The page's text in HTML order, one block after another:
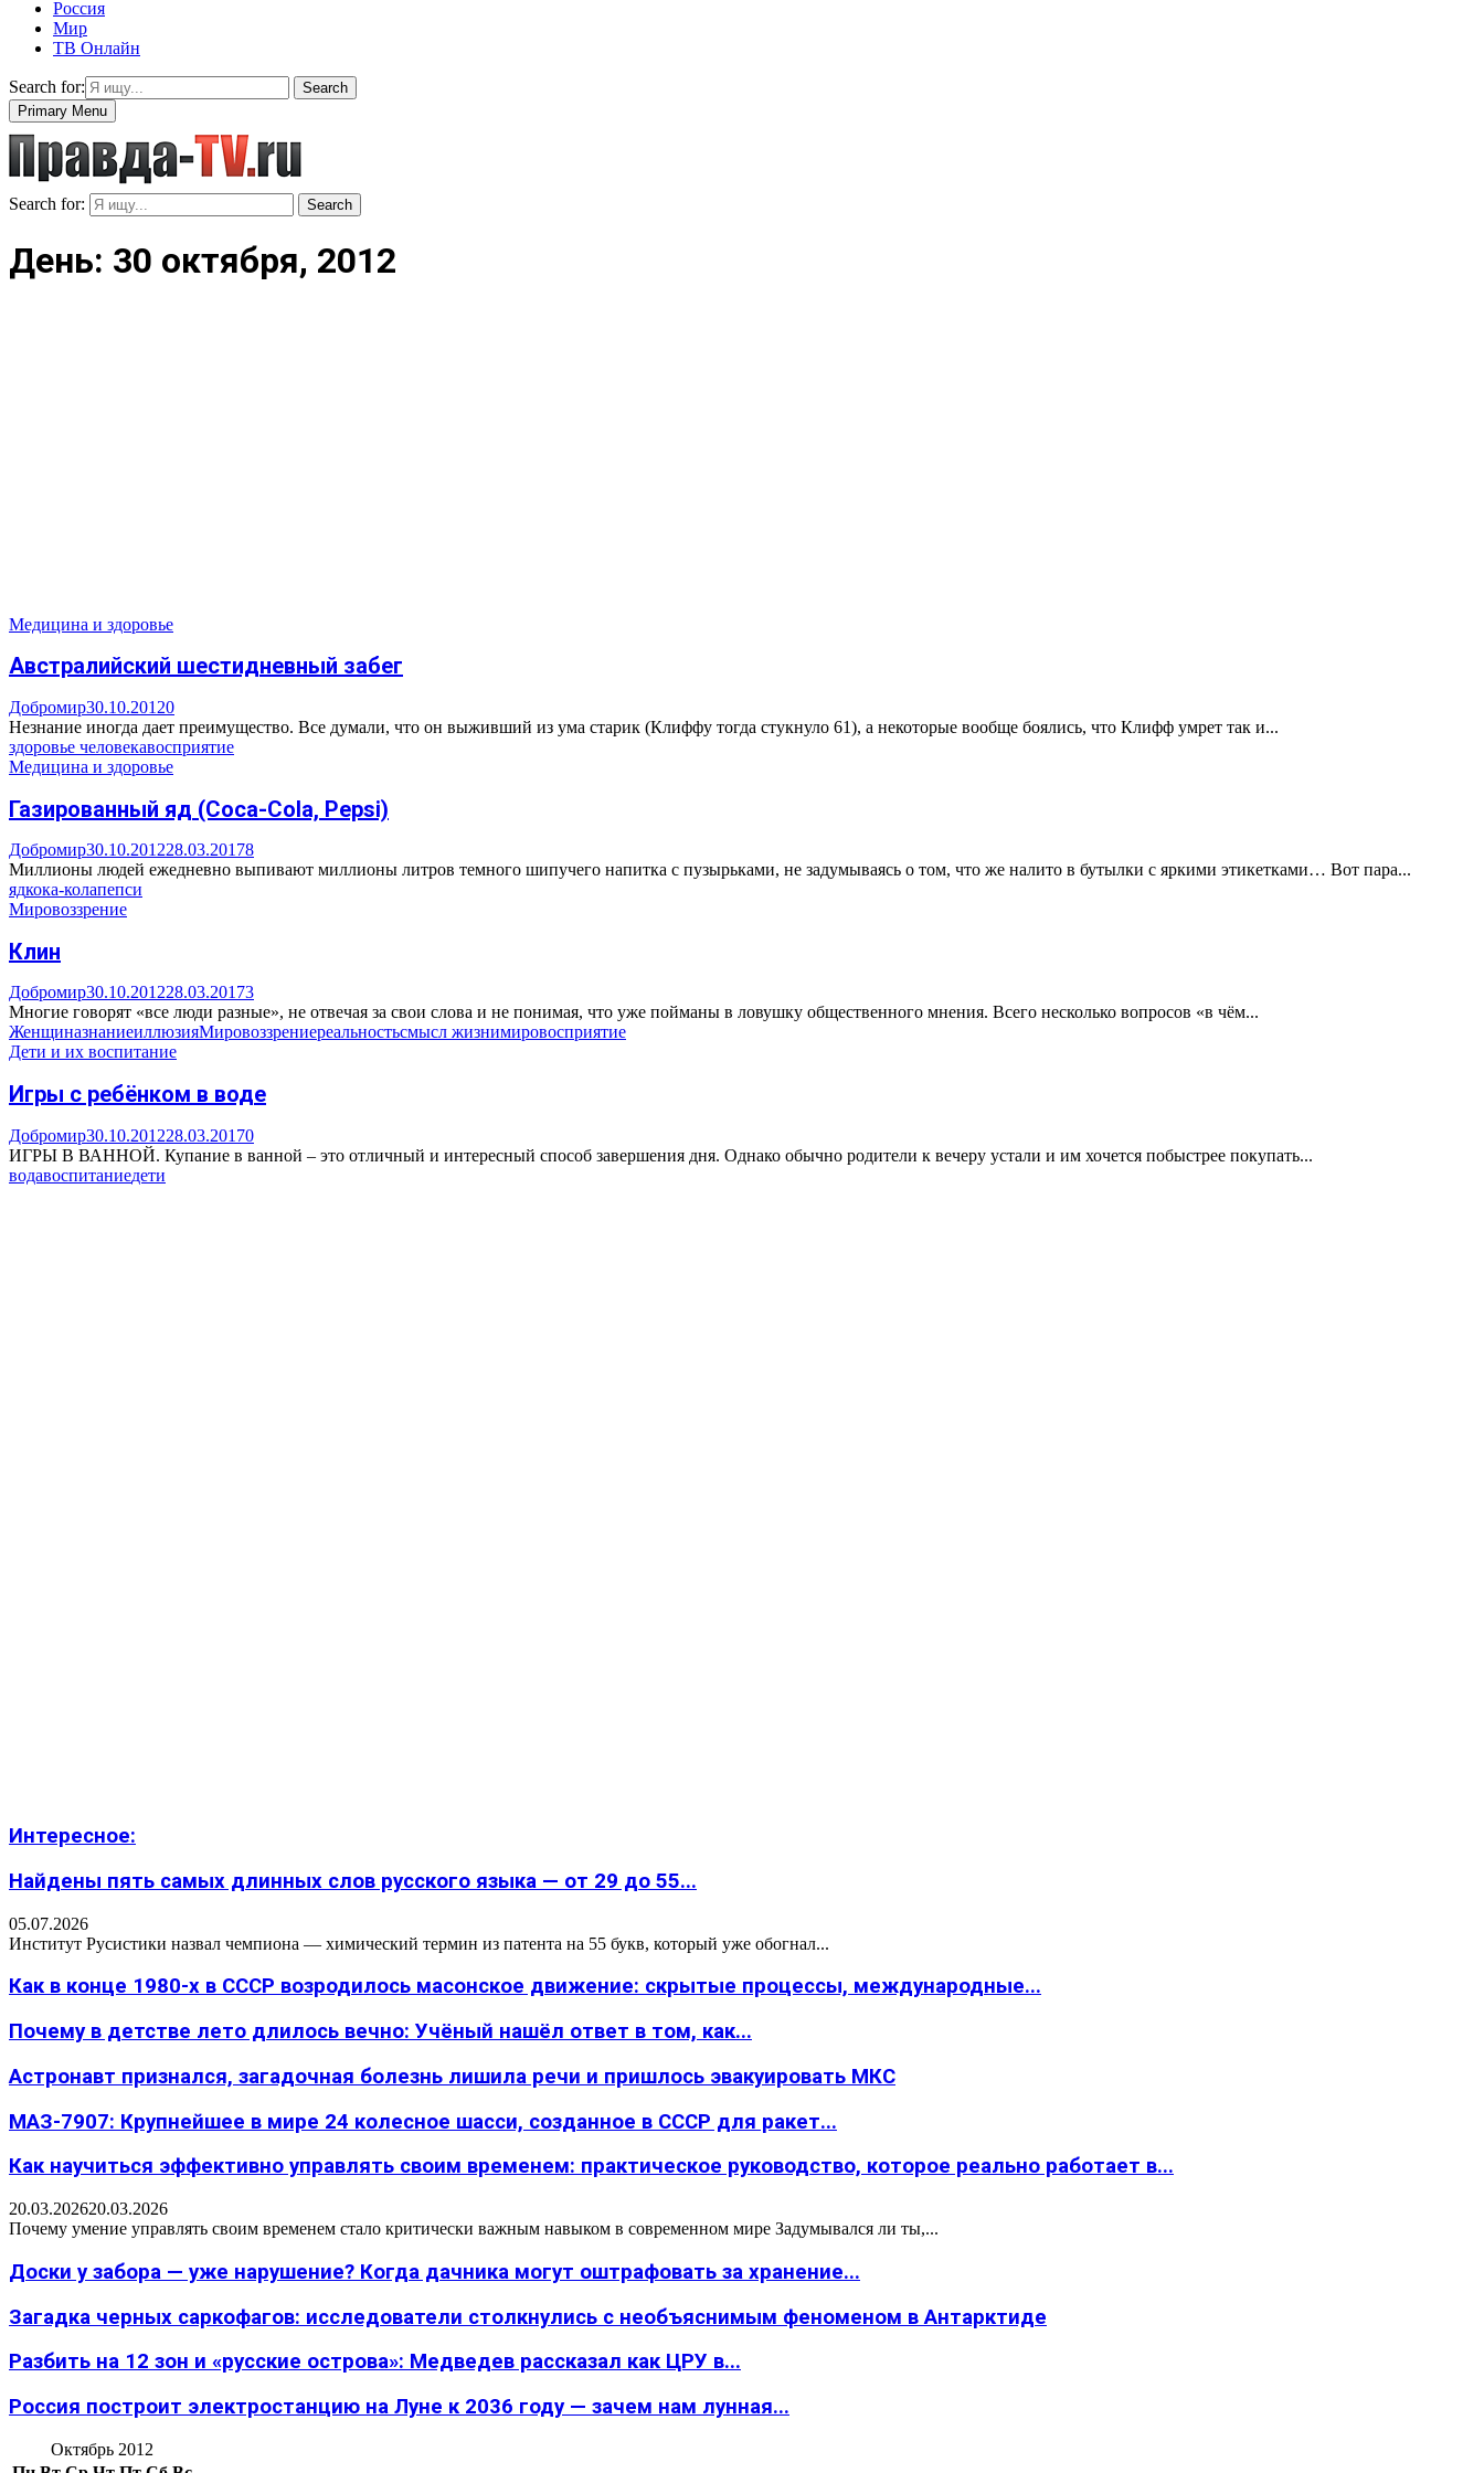
Россия
Мир
ТВ Онлайн
Search for:
Search
Primary Menu
Search for: Search
День: 30 октября, 2012
Медицина и здоровье
Австралийский шестидневный забег
Добромир30.10.20120
Незнание иногда дает преимущество. Все думали, что он выживший из ума старик (Клиффу тогда стукнуло 61), а некоторые вообще боялись, что Клифф умрет так и...
здоровье человекавосприятие
Медицина и здоровье
Газированный яд (Coca-Cola, Pepsi)
Добромир30.10.201228.03.20178
Миллионы людей ежедневно выпивают миллионы литров темного шипучего напитка с пузырьками, не задумываясь о том, что же налито в бутылки с яркими этикетками… Вот пара...
ядкока-колапепси
Мировоззрение
Клин
Добромир30.10.201228.03.20173
Многие говорят «все люди разные», не отвечая за свои слова и не понимая, что уже пойманы в ловушку общественного мнения. Всего несколько вопросов «в чём...
ЖенщиназнаниеиллюзияМировоззрениереальностьсмысл жизнимировосприятие
Дети и их воспитание
Игры с ребёнком в воде
Добромир30.10.201228.03.20170
ИГРЫ В ВАННОЙ. Купание в ванной – это отличный и интересный способ завершения дня. Однако обычно родители к вечеру устали и им хочется побыстрее покупать...
водавоспитаниедети
Интересное:
Найдены пять самых длинных слов русского языка — от 29 до 55...
05.07.2026
Институт Русистики назвал чемпиона — химический термин из патента на 55 букв, который уже обогнал...
Как в конце 1980-х в СССР возродилось масонское движение: скрытые процессы, международные...
Почему в детстве лето длилось вечно: Учёный нашёл ответ в том, как...
Астронавт признался, загадочная болезнь лишила речи и пришлось эвакуировать МКС
МАЗ-7907: Крупнейшее в мире 24 колесное шасси, созданное в СССР для ракет...
Как научиться эффективно управлять своим временем: практическое руководство, которое реально работает в...
20.03.202620.03.2026
Почему умение управлять своим временем стало критически важным навыком в современном мире Задумывался ли ты,...
Доски у забора — уже нарушение? Когда дачника могут оштрафовать за хранение...
Загадка черных саркофагов: исследователи столкнулись с необъяснимым феноменом в Антарктиде
Разбить на 12 зон и «русские острова»: Медведев рассказал как ЦРУ в...
Россия построит электростанцию на Луне к 2036 году — зачем нам лунная...
Октябрь 2012